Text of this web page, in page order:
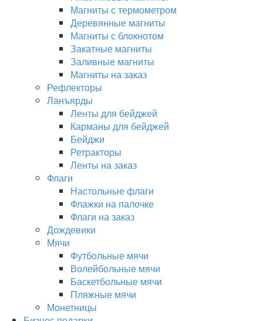
Магниты с термометром
Деревянные магниты
Магниты с блокнотом
Закатные магниты
Заливные магниты
Магниты на заказ
Рефлекторы
Ланъярды
Ленты для бейджей
Карманы для бейджей
Бейджи
Ретракторы
Ленты на заказ
Флаги
Настольные флаги
Флажки на палочке
Флаги на заказ
Дождевики
Мячи
Футбольные мячи
Волейбольные мячи
Баскетбольные мячи
Пляжные мячи
Монетницы